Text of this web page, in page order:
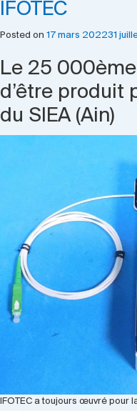
IFOTEC
Posted on 17 mars 202231
Le 25
d’être produit
du SIEA (Ain)
IFOTEC a toujours œuvré pour